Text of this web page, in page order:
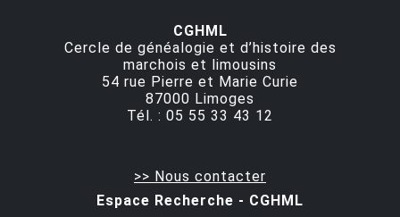
CGHML
Cercle de généalogie et d’histoire des
marchois et limousins
54 rue Pierre et Marie Curie
87000 Limoges
Tél. : 05 55 33 43 12
>> Nous contacter
Espace Recherche - CGHML